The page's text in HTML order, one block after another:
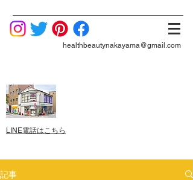
healthbeautynakayama@gmail.com
LINE電話はこちら
記事